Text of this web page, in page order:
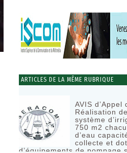
ARTICLES DE LA MÊME RUBRIQUE
AVIS d’Appel
Réalisation
système
750 m2
d’eau
collecte et
d’équipements de pompage